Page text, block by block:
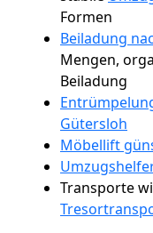
Formen
Beiladung
Mengen,
Beiladung
Gütersloh
Möbellift
Umzugshelfer
Transporte